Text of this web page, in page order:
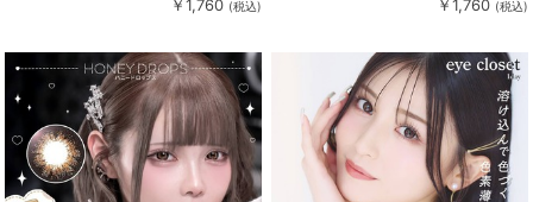
￥1,760 (税込)
￥1,760 (税込)